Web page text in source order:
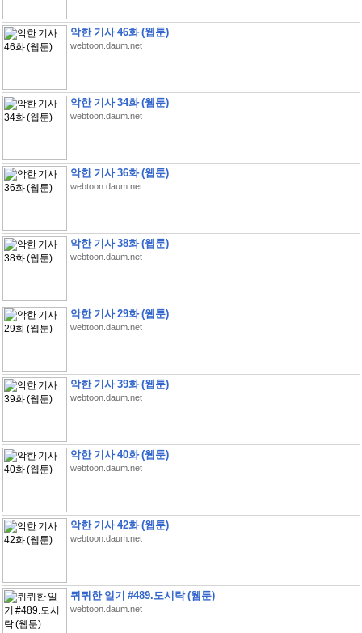
악한 기사 46화 (웹툰)
webtoon.daum.net
악한 기사 34화 (웹툰)
webtoon.daum.net
악한 기사 36화 (웹툰)
webtoon.daum.net
악한 기사 38화 (웹툰)
webtoon.daum.net
악한 기사 29화 (웹툰)
webtoon.daum.net
악한 기사 39화 (웹툰)
webtoon.daum.net
악한 기사 40화 (웹툰)
webtoon.daum.net
악한 기사 42화 (웹툰)
webtoon.daum.net
퀴퀴한 일기 #489.도시락 (웹툰)
webtoon.daum.net